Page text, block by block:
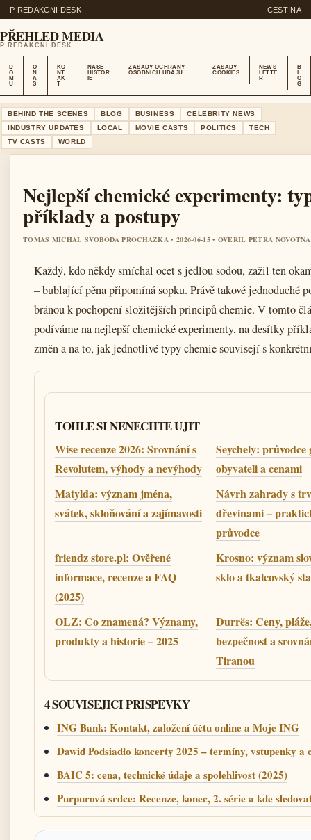
P REDAKCNI DESK CESTINA
PŘEHLED MEDIA
P REDAKCNI DESK
D
O
M
U
O
N
A
S
KO
NT
AK
T
NASE
HISTOR
IE
ZASADY OCHRANY
OSOBNICH UDAJU
ZASADY
COOKIES
NEWS
LETTE
R
B
L
O
G
BEHIND THE SCENES BLOG BUSINESS
CELEBRITY NEWS
INDUSTRY UPDATES
LOCAL MOVIE CASTS POLITICS
TECH
TV CASTS
WORLD
Nejlepší chemické experimenty:
příklady a postupy
TOMAS MICHAL SVOBODA PROCHAZKA • 2026-06-15 • OVERIL PETRA NOVOTNA
Každý, kdo někdy smíchal ocet s jedlou sodou, zažil ten
– bublající pěna připomíná sopku. Právě takové jednoduché
bránou k pochopení složitějších principů chemie. V tomto
podíváme na nejlepší chemické experimenty, na desítky
změn a na to, jak jednotlivé typy chemie souvisejí s
TOHLE SI NENECHTE UJIT
Wise recenze 2026: Srovnání s
Revolutem, výhody a nevýhody
Seychely: průvodce
obyvateli a cenami
Matylda: význam jména,
svátek, skloňování a zajímavosti
Návrh zahrady s
dřevinami –
průvodce
friendz store.pl: Ověřené
informace, recenze a FAQ
(2025)
Krosno: význam
sklo a tkalcovský
OLZ: Co znamená? Významy,
produkty a historie – 2025
Durrës: Ceny,
bezpečnost a
Tiranou
4 SOUVISEJICI PRISPEVKY
ING Bank: Kontakt, založení účtu online a Moje ING
Dawid Podsiadło koncerty 2025 – termíny, vstupenky a
BAIC 5: cena, technické údaje a spolehlivost (2025)
Purpurová srdce: Recenze, konec, 2. série a kde